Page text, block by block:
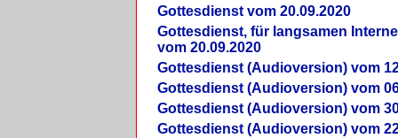
Gottesdienst vom 20.09.2020
Gottesdienst, für langsamen
vom 20.09.2020
Gottesdienst (Audioversion) vom
Gottesdienst (Audioversion) vom
Gottesdienst (Audioversion) vom
Gottesdienst (Audioversion) vom